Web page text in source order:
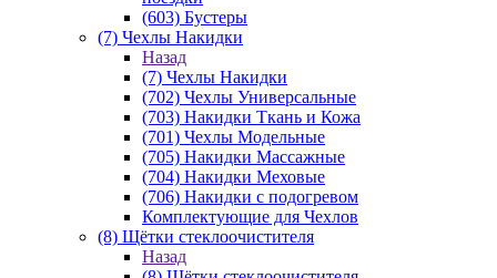
(603) Бустеры
(7) Чехлы Накидки
Назад
(7) Чехлы Накидки
(702) Чехлы Универсальные
(703) Накидки Ткань и Кожа
(701) Чехлы Модельные
(705) Накидки Массажные
(704) Накидки Меховые
(706) Накидки с подогревом
Комплектующие для Чехлов
(8) Щётки стеклоочистителя
Назад